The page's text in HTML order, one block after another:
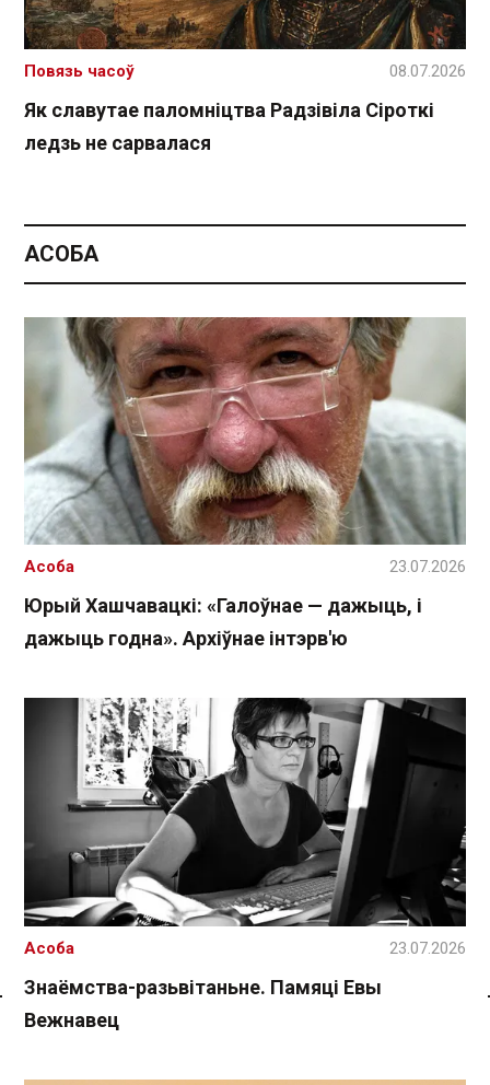
Спасылка без VPN
Як славутае паломніцтва Радзівіла Сіроткі
ледзь не сарвалася
Повязь часоў 08.07.2026
АСОБА
Юрый Хашчавацкі: «Галоўнае — дажыць, і
дажыць годна». Архіўнае інтэрв'ю
Асоба 23.07.2026
Знаёмства-разьвітаньне. Памяці Евы
Вежнавец
Асоба 23.07.2026